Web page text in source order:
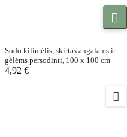

Sodo kilimėlis, skirtas augalams ir
gėlėms persodinti, 100 x 100 cm
4,92 €
